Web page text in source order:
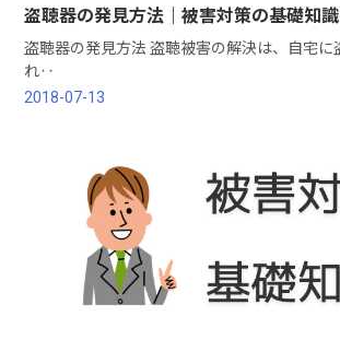
盗聴器の発見方法｜被害対策の基礎知識
盗聴器の発見方法 盗聴被害の解決は、自宅に盗聴器が設置さ
れ‥
2018-07-13